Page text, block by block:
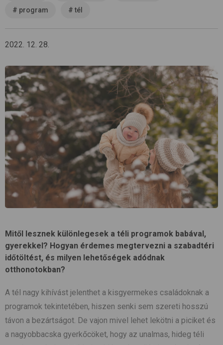
# program # tél
2022. 12. 28.
Mitől lesznek különlegesek a téli programok babával,
gyerekkel? Hogyan érdemes megtervezni a szabadtéri
időtöltést, és milyen lehetőségek adódnak
otthonotokban?
A tél nagy kihívást jelenthet a kisgyermekes családoknak a
programok tekintetében, hiszen senki sem szereti hosszú
távon a bezártságot. De vajon mivel lehet lekötni a piciket és
a nagyobbacska gyerkőcöket, hogy az unalmas, hideg téli